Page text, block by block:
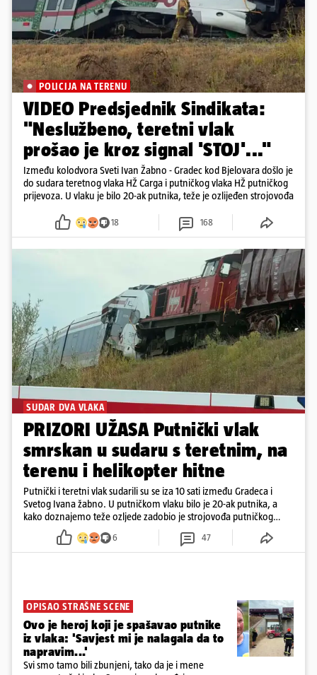
POLICIJA NA TERENU
VIDEO Predsjednik Sindikata:
"Neslužbeno, teretni vlak
prošao je kroz signal 'STOJ'..."
Između kolodvora Sveti Ivan Žabno - Gradec kod Bjelovara došlo je
do sudara teretnog vlaka HŽ Carga i putničkog vlaka HŽ putničkog
prijevoza. U vlaku je bilo 20-ak putnika, teže je ozlijeđen strojovođa
18 168
SUDAR DVA VLAKA
PRIZORI UŽASA Putnički vlak
smrskan u sudaru s teretnim, na
terenu i helikopter hitne
Putnički i teretni vlak sudarili su se iza 10 sati između Gradeca i
Svetog Ivana žabno. U putničkom vlaku bilo je 20-ak putnika, a
kako doznajemo teže ozljede zadobio je strojovođa putničkog
vlaka. Zatvoren je promet, a fotoreporteri Prigorskog objavili su
prve snimke s mjesta sudara
6 47
OPISAO STRAŠNE SCENE
Ovo je heroj koji je spašavao putnike
iz vlaka: 'Savjest mi je nalagala da to
napravim...'
Svi smo tamo bili zbunjeni, tako da je i mene